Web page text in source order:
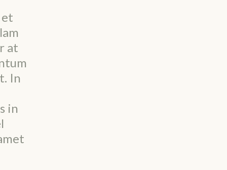
at
In
in